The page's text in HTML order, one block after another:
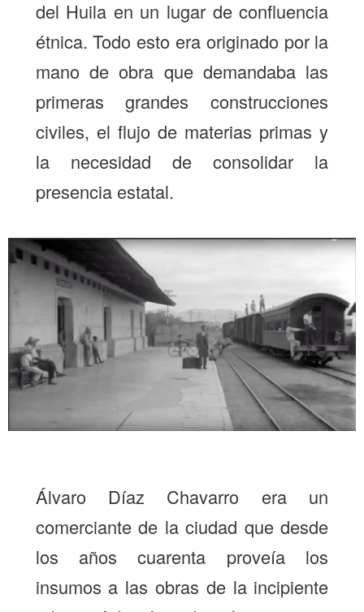
del Huila en un lugar de confluencia
étnica. Todo esto era originado por la
mano de obra que demandaba las
primeras grandes construcciones
civiles, el flujo de materias primas y
la necesidad de consolidar la
presencia estatal.
Álvaro Díaz Chavarro era un
comerciante de la ciudad que desde
los años cuarenta proveía los
insumos a las obras de la incipiente